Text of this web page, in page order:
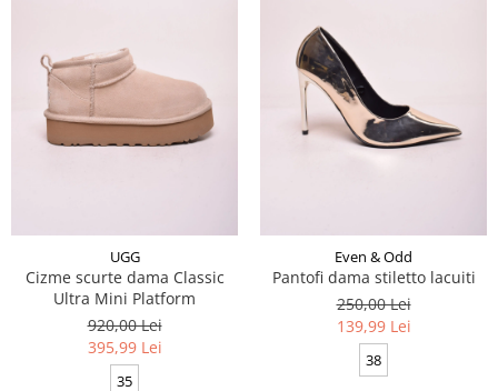
UGG
Cizme scurte dama Classic
Ultra Mini Platform
920,00 Lei
395,99 Lei
35
Even & Odd
Pantofi dama stiletto lacuiti
250,00 Lei
139,99 Lei
38